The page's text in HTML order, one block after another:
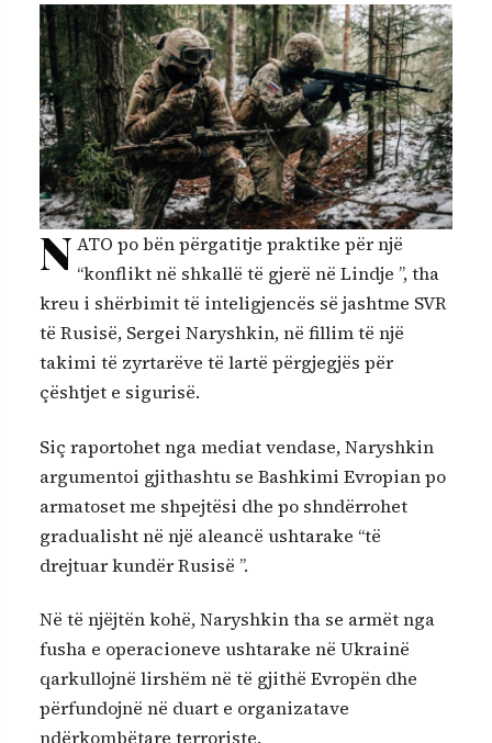
N ATO po bën përgatitje praktike për një
“konflikt në shkallë të gjerë në Lindje ”, tha
kreu i shërbimit të inteligjencës së jashtme SVR
të Rusisë, Sergei Naryshkin, në fillim të një
takimi të zyrtarëve të lartë përgjegjës për
çështjet e sigurisë.
Siç raportohet nga mediat vendase, Naryshkin
argumentoi gjithashtu se Bashkimi Evropian po
armatoset me shpejtësi dhe po shndërrohet
gradualisht në një aleancë ushtarake “të
drejtuar kundër Rusisë ”.
Në të njëjtën kohë, Naryshkin tha se armët nga
fusha e operacioneve ushtarake në Ukrainë
qarkullojnë lirshëm në të gjithë Evropën dhe
përfundojnë në duart e organizatave
ndërkombëtare terroriste.